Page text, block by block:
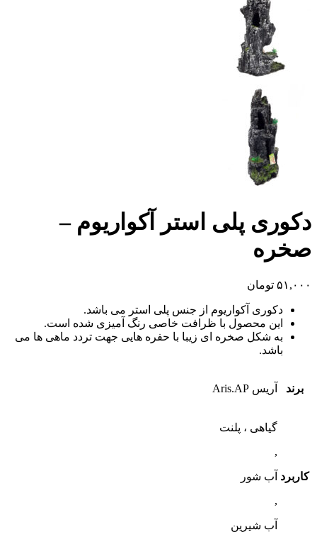
دکوری پلی استر آکواریوم –
صخره
۵۱,۰۰۰ تومان
دکوری آکواریوم از جنس پلی استر می باشد.
این محصول با ظرافت خاصی رنگ آمیزی شده است.
به شکل صخره ای زیبا با حفره هایی جهت تردد ماهی ها می
باشد.
برند آریس Aris.AP
کاربرد
گیاهی ، پلنت
,
آب شور
,
آب شیرین